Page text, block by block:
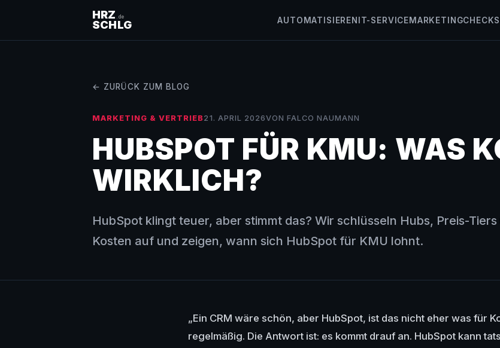
HRZ .de
SCHLG AUTOMATISIEREN IT-SERVICEMARKETINGCHECKS
← ZURÜCK ZUM BLOG
MARKETING & VERTRIEB21. APRIL 2026VON FALCO NAUMANN
HUBSPOT FÜR KMU: WAS
WIRKLICH?
HubSpot klingt teuer, aber stimmt das? Wir schlüsseln Hubs, Preis-
Kosten auf und zeigen, wann sich HubSpot für KMU lohnt.
„Ein CRM wäre schön, aber HubSpot, ist das nicht eher was für
regelmäßig. Die Antwort ist: es kommt drauf an. HubSpot kann